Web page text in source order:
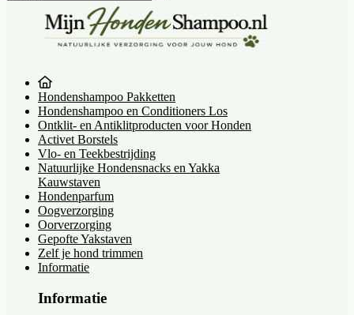
Hondenshampoo Pakketten
Hondenshampoo en Conditioners Los
Ontklit- en Antiklitproducten voor Honden
Activet Borstels
Vlo- en Teekbestrijding
Natuurlijke Hondensnacks en Yakka
Kauwstaven
Hondenparfum
Oogverzorging
Oorverzorging
Gepofte Yakstaven
Zelf je hond trimmen
Informatie
Informatie